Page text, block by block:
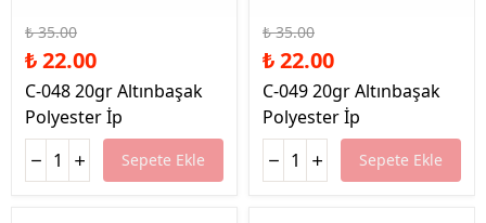
₺ 35.00
₺ 22.00
C-048 20gr Altınbaşak
Polyester İp
Sepete Ekle
₺ 35.00
₺ 22.00
C-049 20gr Altınbaşak
Polyester İp
Sepete Ekle